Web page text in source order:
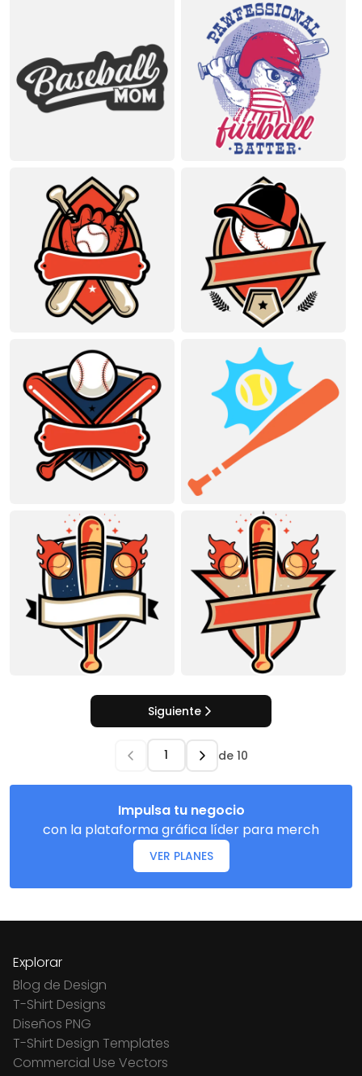
Siguiente
de 10
Impulsa tu negocio
con la plataforma gráfica líder para merch
VER PLANES
Explorar
Blog de Design
T-Shirt Designs
Diseños PNG
T-Shirt Design Templates
Commercial Use Vectors